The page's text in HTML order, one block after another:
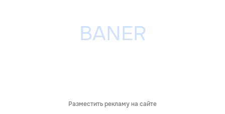
Разместить рекламу на сайте